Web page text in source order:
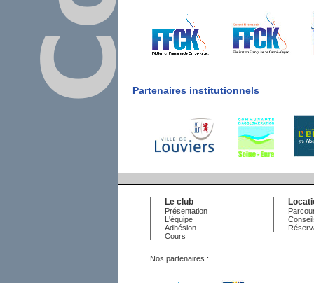
Partenaires institutionnels
Le club
Présentation
L'équipe
Adhésion
Cours
Nos partenaires :